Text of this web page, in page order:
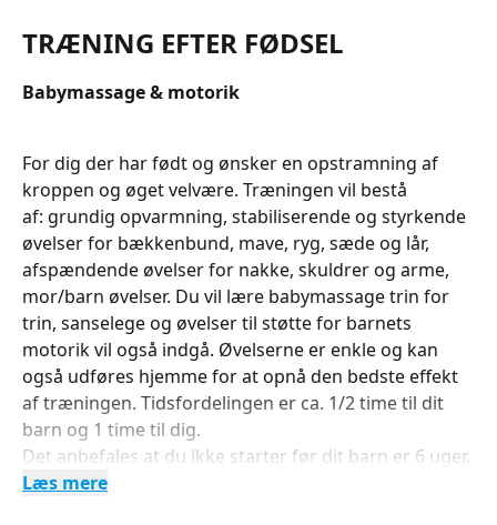
TRÆNING EFTER FØDSEL
Babymassage & motorik
For dig der har født og ønsker en opstramning af
kroppen og øget velvære. Træningen vil bestå
af: grundig opvarmning, stabiliserende og styrkende
øvelser for bækkenbund, mave, ryg, sæde og lår,
afspændende øvelser for nakke, skuldrer og arme,
mor/barn øvelser. Du vil lære babymassage trin for
trin, sanselege og øvelser til støtte for barnets
motorik vil også indgå. Øvelserne er enkle og kan
også udføres hjemme for at opnå den bedste effekt
af træningen. Tidsfordelingen er ca. 1/2 time til dit
barn og 1 time til dig.
Det anbefales at du ikke starter før dit barn er 6 uger.
Læs mere